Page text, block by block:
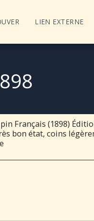
LIEN EXTERNE
Français (1898)
bon état, coins